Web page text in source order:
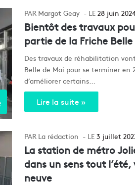
Margot Geay 28 juin
Bientôt des travaux
partie de la Friche
Des travaux de réhabilitation
Belle de Mai pour se terminer en
d’améliorer certains…
Lire la suite »
La rédaction 3 juillet
La station de métro
dans un sens tout
neuve